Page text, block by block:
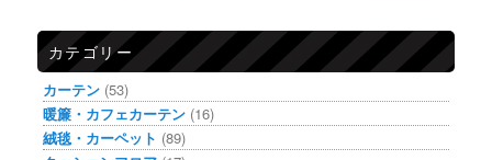
カテゴリー
カーテン (53)
暖簾・カフェカーテン (16)
絨毯・カーペット (89)